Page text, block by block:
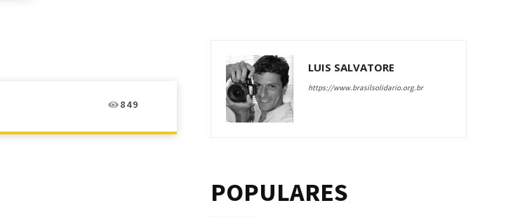
849
LUIS SALVATORE
https://www.brasilsolidario.org.br
POPULARES